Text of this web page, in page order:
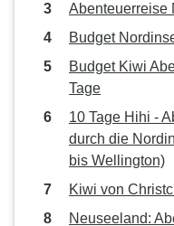
Abenteuerreise
Budget
Budget Kiwi
Tage
10 Tage Hihi -
durch die
bis Wellington)
Kiwi von
Neuseeland: